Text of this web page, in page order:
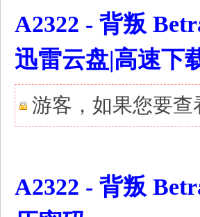
A2322 - 背叛
迅雷云盘|高速下
游客，如果您要
A2322 - 背叛